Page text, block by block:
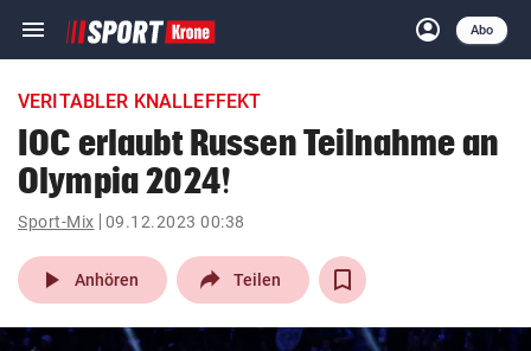
menu Navigation
ein-/ausklappen
account_circle
Anmelden
Abo
close Schließen
account_circle Anmelden
pin_drop
Wien arrow_right
bookmark
VERITABLER KNALLEFFEKT
IOC erlaubt Russen Teilnahme an
Olympia 2024!
Sport-Mix 09.12.2023 00:38
play_arrow Anhören Teilen